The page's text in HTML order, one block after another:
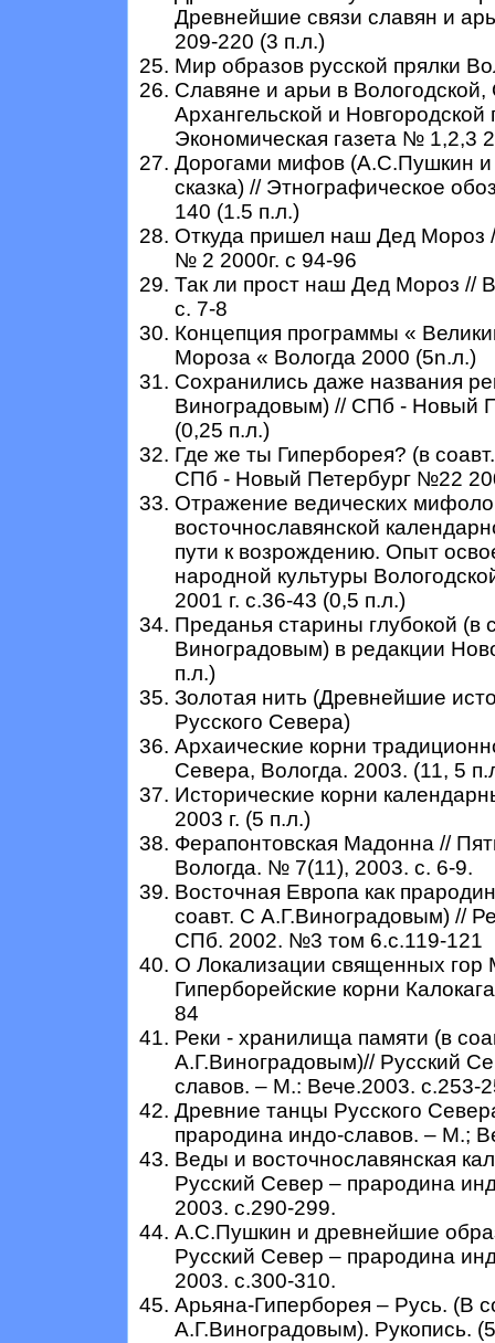
Древнейшие связи славян и
209-220 (3 п.л.)
Мир образов русской прялки
Славяне и арьи в
Архангельской и Новгородской
Экономическая газета № 1,2,3
Дорогами мифов (А.С.Пушкин и
сказка) // Этнографическое
140 (1.5 п.л.)
Откуда пришел наш Дед Мороз
№ 2 2000г. с 94-96
Так ли прост наш Дед Мороз //
с. 7-8
Концепция программы «
Мороза « Вологда 2000 (5n.л.)
Сохранились даже названия
Виноградовым) // СПб - Новый
(0,25 п.л.)
Где же ты Гиперборея? (в
СПб - Новый Петербург №22
Отражение ведических
восточнославянской
пути к возрождению. Опыт
народной культуры
2001 г. с.36-43 (0,5 п.л.)
Преданья старины глубокой (в
Виноградовым) в редакции
п.л.)
Золотая нить (Древнейшие
Русского Севера)
Архаические корни
Севера, Вологда. 2003. (11, 5
Исторические корни
2003 г. (5 п.л.)
Ферапонтовская Мадонна //
Вологда. № 7(11), 2003. с. 6-9.
Восточная Европа как
соавт. С А.Г.Виноградовым) //
СПб. 2002. №3 том 6.с.119-121
О Локализации священных
Гиперборейские корни
84
Реки - хранилища памяти (в
А.Г.Виноградовым)// Русский
славов. – М.: Вече.2003. с.253-
Древние танцы Русского
прародина индо-славов. – М.;
Веды и восточнославянская
Русский Север – прародина
2003. с.290-299.
А.С.Пушкин и древнейшие
Русский Север – прародина
2003. с.300-310.
Арьяна-Гиперборея – Русь. (В
А.Г.Виноградовым). Рукопись.